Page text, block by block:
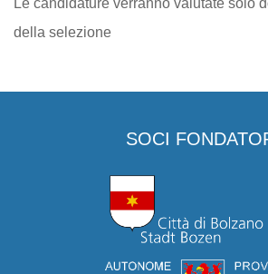
Le candidature verranno valutate solo
della selezione
SOCI